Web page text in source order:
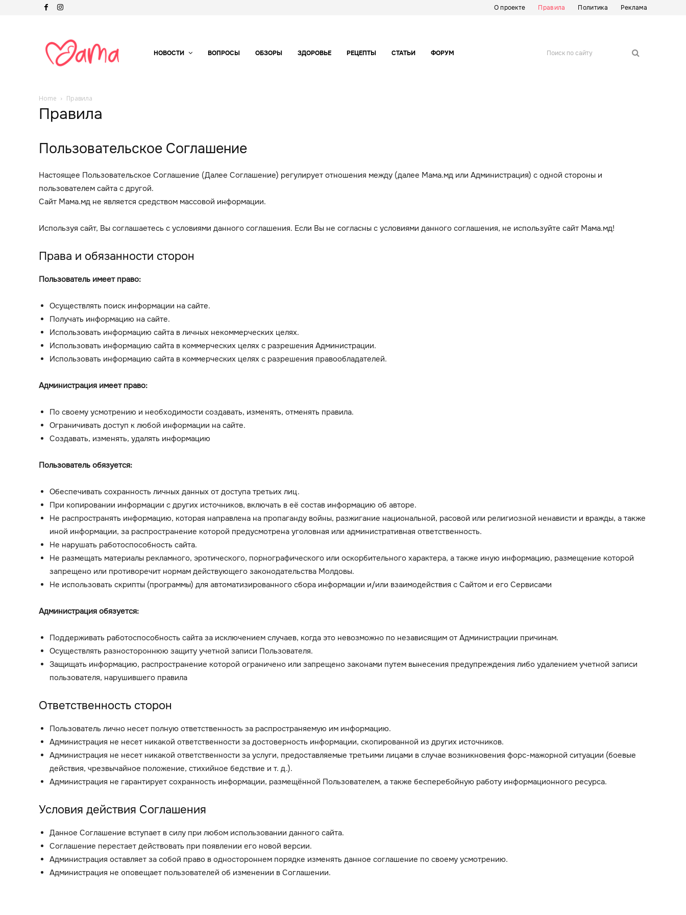
О проекте Правила Политика Реклама
НОВОСТИ ВОПРОСЫ ОБЗОРЫ ЗДОРОВЬЕ РЕЦЕПТЫ СТАТЬИ ФОРУМ Поиск по сайту
Home Правила
Правила
Пользовательское Соглашение
Настоящее Пользовательское Соглашение (Далее Соглашение) регулирует отношения между (далее Мама.мд или Администрация) с одной стороны и
пользователем сайта с другой.
Сайт Мама.мд не является средством массовой информации.
Используя сайт, Вы соглашаетесь с условиями данного соглашения. Если Вы не согласны с условиями данного соглашения, не используйте сайт Мама.мд!
Права и обязанности сторон
Пользователь имеет право:
Осуществлять поиск информации на сайте.
Получать информацию на сайте.
Использовать информацию сайта в личных некоммерческих целях.
Использовать информацию сайта в коммерческих целях с разрешения Администрации.
Использовать информацию сайта в коммерческих целях с разрешения правообладателей.
Администрация имеет право:
По своему усмотрению и необходимости создавать, изменять, отменять правила.
Ограничивать доступ к любой информации на сайте.
Создавать, изменять, удалять информацию
Пользователь обязуется:
Обеспечивать сохранность личных данных от доступа третьих лиц.
При копировании информации с других источников, включать в её состав информацию об авторе.
Не распространять информацию, которая направлена на пропаганду войны, разжигание национальной, расовой или религиозной ненависти и вражды, а также
иной информации, за распространение которой предусмотрена уголовная или административная ответственность.
Не нарушать работоспособность сайта.
Не размещать материалы рекламного, эротического, порнографического или оскорбительного характера, а также иную информацию, размещение которой
запрещено или противоречит нормам действующего законодательства Молдовы.
Не использовать скрипты (программы) для автоматизированного сбора информации и/или взаимодействия с Сайтом и его Сервисами
Администрация обязуется:
Поддерживать работоспособность сайта за исключением случаев, когда это невозможно по независящим от Администрации причинам.
Осуществлять разностороннюю защиту учетной записи Пользователя.
Защищать информацию, распространение которой ограничено или запрещено законами путем вынесения предупреждения либо удалением учетной записи
пользователя, нарушившего правила
Ответственность сторон
Пользователь лично несет полную ответственность за распространяемую им информацию.
Администрация не несет никакой ответственности за достоверность информации, скопированной из других источников.
Администрация не несет никакой ответственности за услуги, предоставляемые третьими лицами в случае возникновения форс-мажорной ситуации (боевые
действия, чрезвычайное положение, стихийное бедствие и т. д.).
Администрация не гарантирует сохранность информации, размещённой Пользователем, а также бесперебойную работу информационного ресурса.
Условия действия Соглашения
Данное Соглашение вступает в силу при любом использовании данного сайта.
Соглашение перестает действовать при появлении его новой версии.
Администрация оставляет за собой право в одностороннем порядке изменять данное соглашение по своему усмотрению.
Администрация не оповещает пользователей об изменении в Соглашении.